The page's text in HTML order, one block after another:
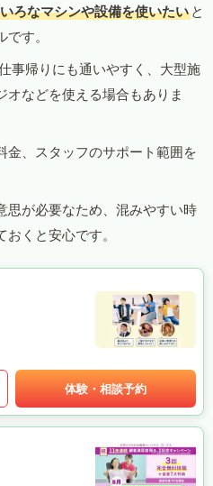
ろなマシンや設備を使いたい と
す。
事帰りにも通いやすく、大型施
などを使える場合もありま
金、スタッフのサポート範囲を
思が必要なため、混みやすい時
くと安心です。
体験・相談予約